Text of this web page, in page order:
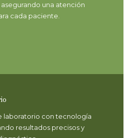
una atención
cada paciente.
laboratorio con tecnología
resultados precisos y